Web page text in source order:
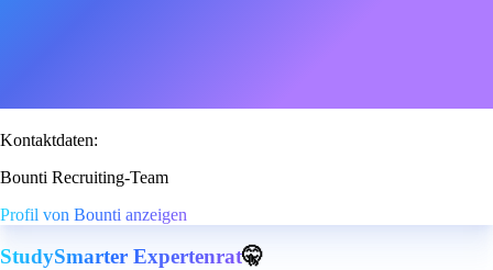
Kontaktdaten:
Bounti Recruiting-Team
Profil von Bounti anzeigen
StudySmarter Expertenrat🤫